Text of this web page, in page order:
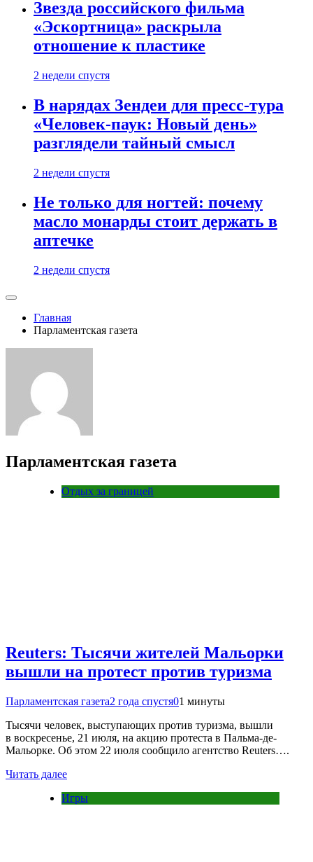
Звезда российского фильма
«Эскортница» раскрыла
отношение к пластике
2 недели спустя
В нарядах Зендеи для пресс-тура
«Человек-паук: Новый день»
разглядели тайный смысл
2 недели спустя
Не только для ногтей: почему
масло монарды стоит держать в
аптечке
2 недели спустя
Главная
Парламентская газета
Парламентская газета
Отдых за границей
Reuters: Тысячи жителей Мальорки
вышли на протест против туризма
Парламентская газета2 года спустя01 минуты
Тысячи человек, выступающих против туризма, вышли
в воскресенье, 21 июля, на акцию протеста в Пальма-де-
Мальорке. Об этом 22 июля сообщило агентство Reuters….
Читать далее
Игры